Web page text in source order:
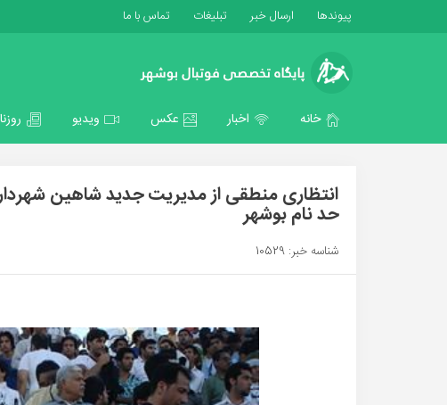
پیوندها ارسال خبر تبلیغات تماس با ما
خانه اخبار عکس ویدیو
انتظاری منطقی از مدیریت جدید شاهین
حد نام بوشهر
شناسه خبر: 10529